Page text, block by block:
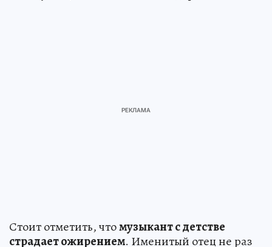
Стоит отметить, чтомузыкант с детстве
страдает ожирением. Именитый отец не раз